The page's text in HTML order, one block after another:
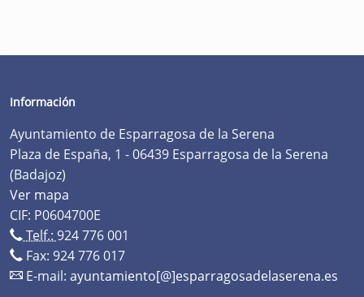
Información
Ayuntamiento de Esparragosa de la Serena
Plaza de España, 1 - 06439 Esparragosa de la Serena
(Badajoz)
Ver mapa
CIF: P0604700E
Telf.: 924 776 001
Fax: 924 776 017
E-mail: ayuntamiento[@]esparragosadelaserena.es